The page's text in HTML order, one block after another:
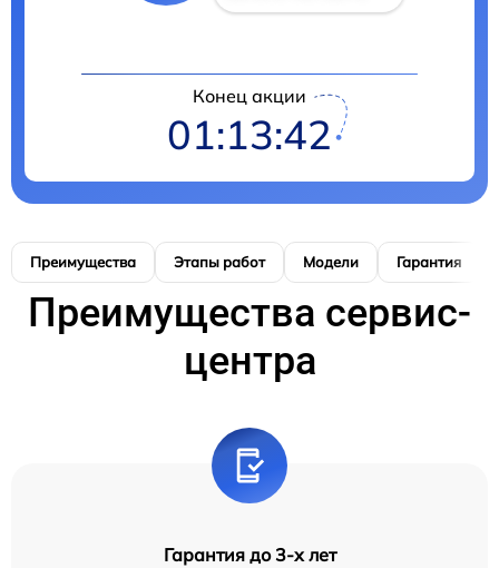
Конец акции
01:13:41
Преимущества Этапы работ Модели Гарантия
Преимущества сервис-
центра
Гарантия до 3-х лет